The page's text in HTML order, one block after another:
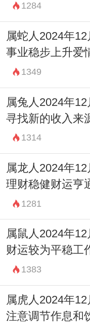
1284
属蛇人2024年
事业稳步上升爱
1349
属兔人2024年
寻找新的收入来
1314
属龙人2024年
理财稳健财运亨
1281
属鼠人2024年
财运较为平稳工
报 1383
属虎人2024年
注意调节作息和